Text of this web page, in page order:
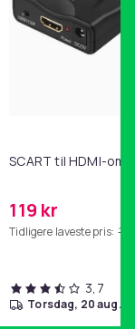
6-rørs
SCART til HDMI-
119 kr
Tidligere laveste pris:
3,7
torsdag, 20 aug.